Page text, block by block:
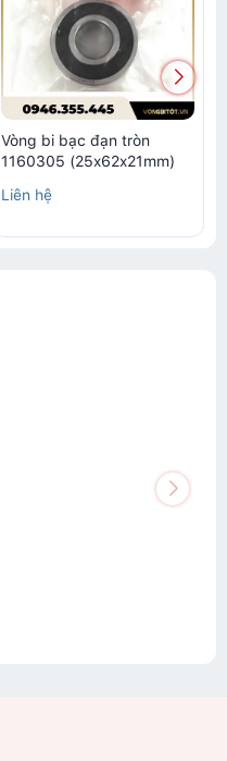
Vòng bi bạc đạn tròn
1160305 (25x62x21mm)
Liên hệ